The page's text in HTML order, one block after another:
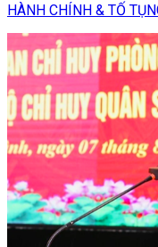
HÀNH CHÍNH & TỐ